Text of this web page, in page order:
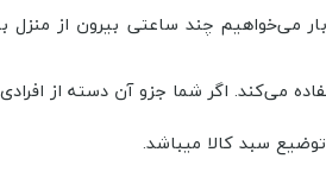
چند ساعتی بیرون از منزل
می‌کند. اگر شما جزو آن دسته از
سبد کالا میباشد.